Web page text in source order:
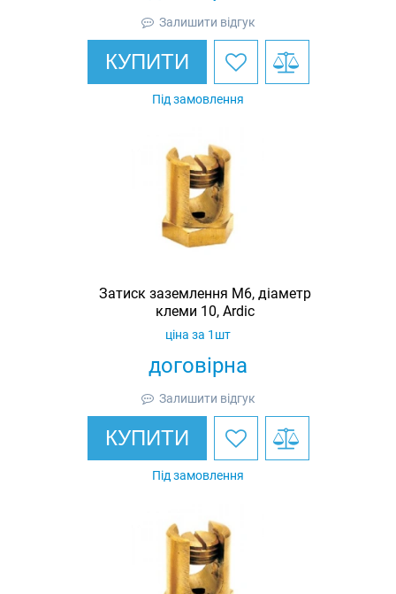
Залишити відгук
КУПИТИ
Під замовлення
Затиск заземлення M6, діаметр
клеми 10, Ardic
договірна
ціна за 1шт
Залишити відгук
КУПИТИ
Під замовлення